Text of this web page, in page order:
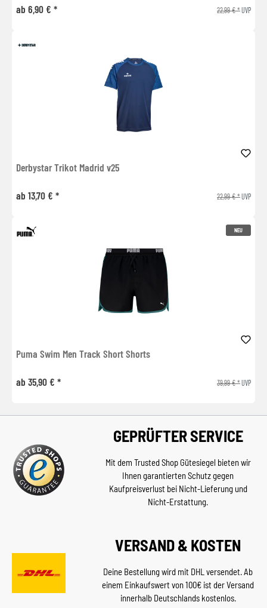
ab 6,90 € * 22,99 € *UVP
Derbystar Trikot Madrid v25
ab 13,70 € * 22,99 € *UVP
NEU
Puma Swim Men Track Short Shorts
ab 35,90 € * 39,99 € *UVP
GEPRÜFTER SERVICE
Mit dem Trusted Shop Gütesiegel bieten wir
Ihnen garantierten Schutz gegen
Kaufpreisverlust bei Nicht-Lieferung und
Nicht-Erstattung.
VERSAND & KOSTEN
Deine Bestellung wird mit DHL versendet. Ab
einem Einkaufswert von 100€ ist der Versand
innerhalb Deutschlands kostenlos.